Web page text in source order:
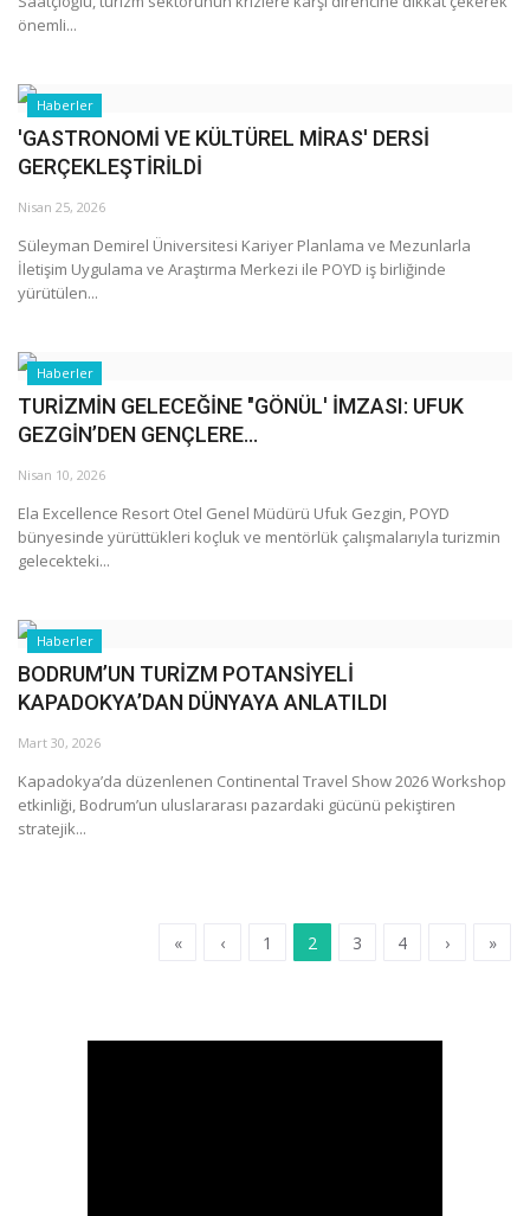
önemli...
Haberler
'GASTRONOMİ VE KÜLTÜREL MİRAS' DERSİ
GERÇEKLEŞTİRİLDİ
Nisan 25, 2026
Süleyman Demirel Üniversitesi Kariyer Planlama ve Mezunlarla
İletişim Uygulama ve Araştırma Merkezi ile POYD iş birliğinde
yürütülen...
Haberler
TURİZMİN GELECEĞİNE "GÖNÜL' İMZASI: UFUK
GEZGİN’DEN GENÇLERE...
Nisan 10, 2026
Ela Excellence Resort Otel Genel Müdürü Ufuk Gezgin, POYD
bünyesinde yürüttükleri koçluk ve mentörlük çalışmalarıyla turizmin
gelecekteki...
Haberler
BODRUM’UN TURİZM POTANSİYELİ
KAPADOKYA’DAN DÜNYAYA ANLATILDI
Mart 30, 2026
Kapadokya’da düzenlenen Continental Travel Show 2026 Workshop
etkinliği, Bodrum’un uluslararası pazardaki gücünü pekiştiren
stratejik...
« ‹ 1 2 3 4 › »